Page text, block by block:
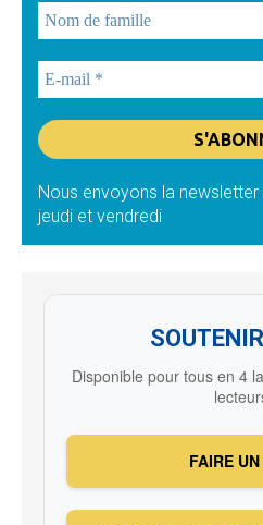
Nous envoyons la newsletter
jeudi et vendredi
Disponible pour tous en 4
FAIRE